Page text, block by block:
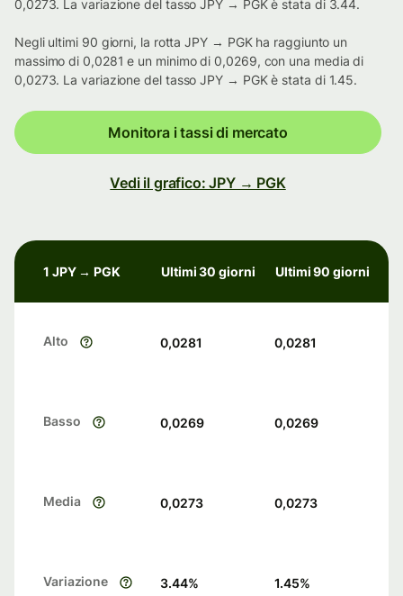
0,0273. La variazione del tasso JPY → PGK è stata di 3.44.
Negli ultimi 90 giorni, la rotta JPY → PGK ha raggiunto un
massimo di 0,0281 e un minimo di 0,0269, con una media di
0,0273. La variazione del tasso JPY → PGK è stata di 1.45.
Monitora i tassi di mercato
Vedi il grafico: JPY → PGK
1 JPY → PGK Ultimi 30 giorni Ultimi 90 giorni
Alto 0,0281 0,0281
Basso 0,0269 0,0269
Media 0,0273 0,0273
Variazione 3.44% 1.45%